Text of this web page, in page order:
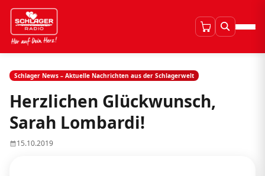
Schlager News – Aktuelle Nachrichten aus der Schlagerwelt
Herzlichen Glückwunsch,
Sarah Lombardi!
15.10.2019